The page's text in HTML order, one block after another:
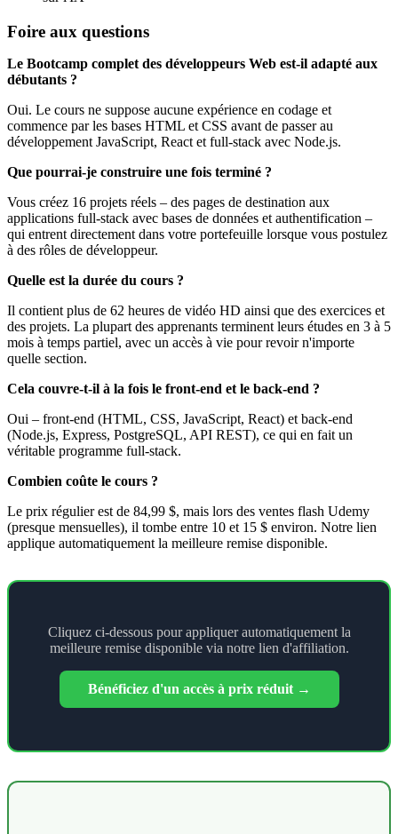
Foire aux questions
Le Bootcamp complet des développeurs Web est-il adapté aux
débutants ?
Oui. Le cours ne suppose aucune expérience en codage et
commence par les bases HTML et CSS avant de passer au
développement JavaScript, React et full-stack avec Node.js.
Que pourrai-je construire une fois terminé ?
Vous créez 16 projets réels – des pages de destination aux
applications full-stack avec bases de données et authentification –
qui entrent directement dans votre portefeuille lorsque vous postulez
à des rôles de développeur.
Quelle est la durée du cours ?
Il contient plus de 62 heures de vidéo HD ainsi que des exercices et
des projets. La plupart des apprenants terminent leurs études en 3 à 5
mois à temps partiel, avec un accès à vie pour revoir n'importe
quelle section.
Cela couvre-t-il à la fois le front-end et le back-end ?
Oui – front-end (HTML, CSS, JavaScript, React) et back-end
(Node.js, Express, PostgreSQL, API REST), ce qui en fait un
véritable programme full-stack.
Combien coûte le cours ?
Le prix régulier est de 84,99 $, mais lors des ventes flash Udemy
(presque mensuelles), il tombe entre 10 et 15 $ environ. Notre lien
applique automatiquement la meilleure remise disponible.
Cliquez ci-dessous pour appliquer automatiquement la
meilleure remise disponible via notre lien d'affiliation.
Bénéficiez d'un accès à prix réduit →